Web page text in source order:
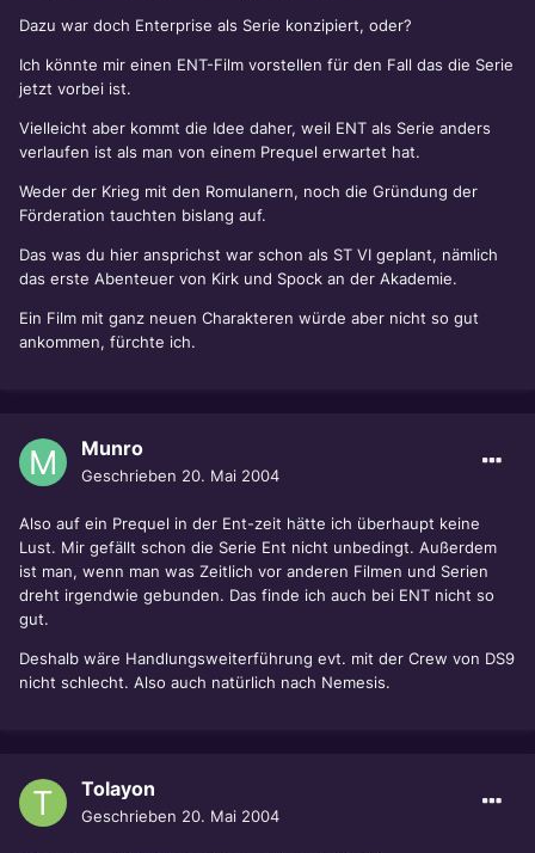
Dazu war doch Enterprise als Serie konzipiert, oder?
Ich könnte mir einen ENT-Film vorstellen für den Fall das die Serie
jetzt vorbei ist.
Vielleicht aber kommt die Idee daher, weil ENT als Serie anders
verlaufen ist als man von einem Prequel erwartet hat.
Weder der Krieg mit den Romulanern, noch die Gründung der
Förderation tauchten bislang auf.
Das was du hier ansprichst war schon als ST VI geplant, nämlich
das erste Abenteuer von Kirk und Spock an der Akademie.
Ein Film mit ganz neuen Charakteren würde aber nicht so gut
ankommen, fürchte ich.
Munro
Geschrieben 20. Mai 2004
Also auf ein Prequel in der Ent-zeit hätte ich überhaupt keine
Lust. Mir gefällt schon die Serie Ent nicht unbedingt. Außerdem
ist man, wenn man was Zeitlich vor anderen Filmen und Serien
dreht irgendwie gebunden. Das finde ich auch bei ENT nicht so
gut.
Deshalb wäre Handlungsweiterführung evt. mit der Crew von DS9
nicht schlecht. Also auch natürlich nach Nemesis.
Tolayon
Geschrieben 20. Mai 2004